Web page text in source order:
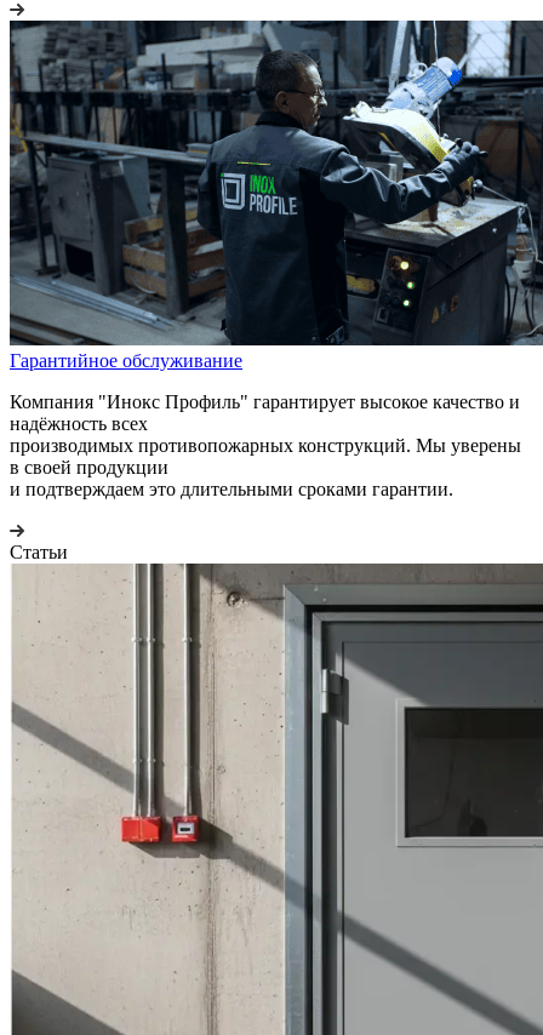
Гарантийное обслуживание
Компания "Инокс Профиль" гарантирует высокое качество и
надёжность всех
производимых противопожарных конструкций. Мы уверены
в своей продукции
и подтверждаем это длительными сроками гарантии.
Статьи